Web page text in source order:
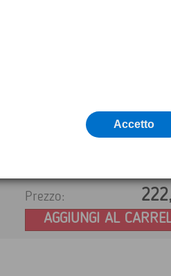
con cavo USB ed
Prezzo:
AGGIUNGI AL
Accetto